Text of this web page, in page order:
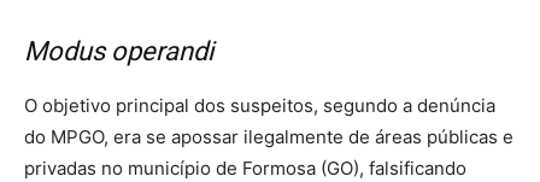
Modus operandi
O objetivo principal dos suspeitos, segundo a denúncia
do MPGO, era se apossar ilegalmente de áreas públicas e
privadas no município de Formosa (GO), falsificando